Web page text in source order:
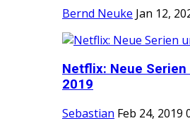
Bernd Neuke Jan 12,
Netflix: Neue
2019
Sebastian Feb 24, 2019